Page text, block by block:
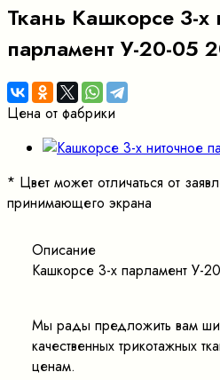
Ткань Кашкорсе 3-х
парламент У-20-05
Цена от фабрики
* Цвет может отличаться от
принимающего экрана
Описание
Кашкорсе 3-х парламент У-
Мы рады предложить вам
качественных трикотажных
ценам.